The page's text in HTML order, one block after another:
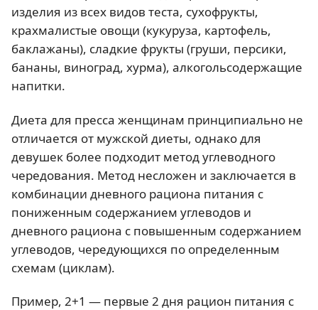
изделия из всех видов теста, сухофрукты,
крахмалистые овощи (кукуруза, картофель,
баклажаны), сладкие фрукты (груши, персики,
бананы, виноград, хурма), алкогольсодержащие
напитки.
Диета для пресса женщинам принципиально не
отличается от мужской диеты, однако для
девушек более подходит метод углеводного
чередования. Метод несложен и заключается в
комбинации дневного рациона питания с
пониженным содержанием углеводов и
дневного рациона с повышенным содержанием
углеводов, чередующихся по определенным
схемам (циклам).
Пример, 2+1 — первые 2 дня рацион питания с